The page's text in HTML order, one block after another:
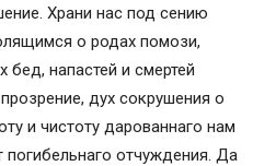
Храни нас под сению
о родах помози,
бед, напастей и смертей
дух сокрушения о
и чистоту дарованнаго нам
погибельнаго отчуждения. Да